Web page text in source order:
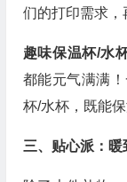
们的打印需求，
趣味保温杯/水
都能元气满满
杯/水杯，既能
三、贴心派：暖